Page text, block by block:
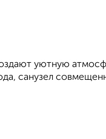
уютную
санузел